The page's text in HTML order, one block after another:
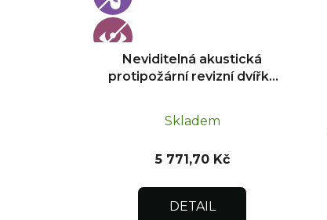
Neviditelná akustická
protipožární revizní dvířka
Skladem
5 771,70 Kč
DETAIL